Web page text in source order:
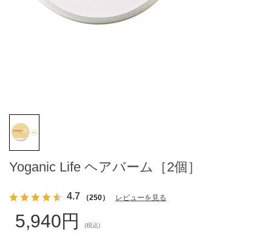
Yoganic Life ヘアバーム［2個］
4.7 （250） レビューを見る
5,940円 (税込)